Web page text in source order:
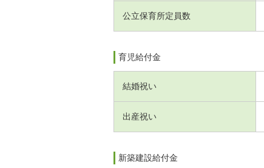
公立保育所定員数
育児給付金
結婚祝い
出産祝い
新築建設給付金